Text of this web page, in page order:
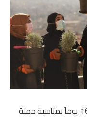
في إطار أنشطته التي ستقام على مدار 16 يوماً بمناسبة حملة